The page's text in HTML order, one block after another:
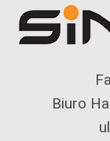
Biuro